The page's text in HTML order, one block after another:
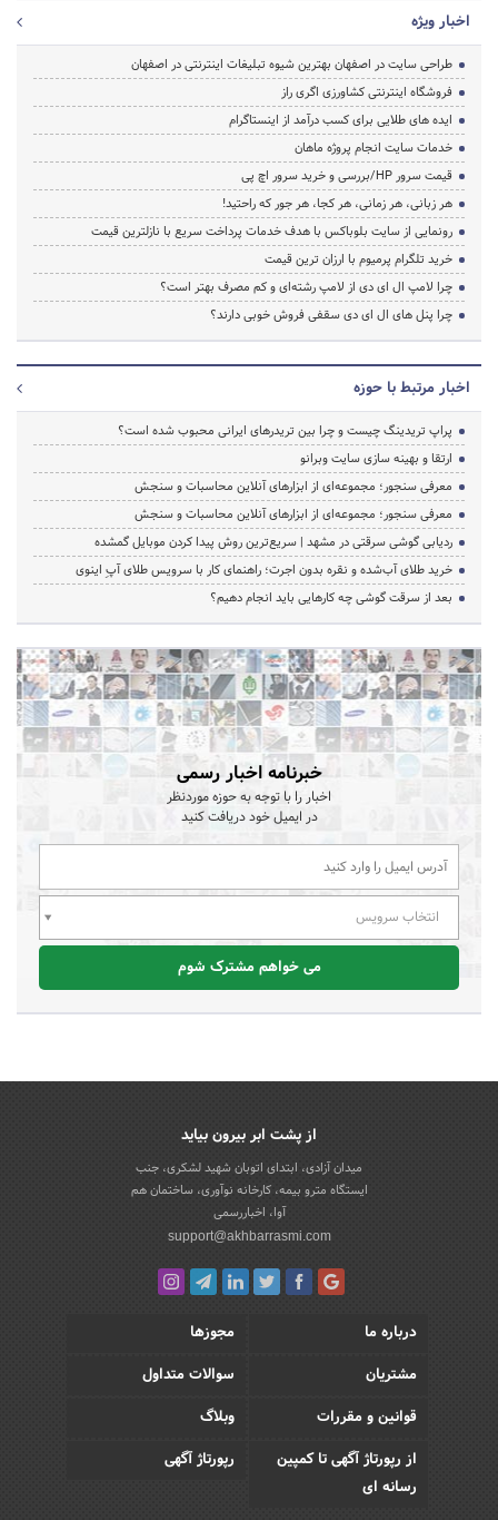
اخبار ویژه
طراحی سایت در اصفهان بهترین شیوه تبلیغات اینترنتی در اصفهان
فروشگاه اینترنتی کشاورزی اگری راز
ایده های طلایی برای کسب درآمد از اینستاگرام
خدمات سایت انجام پروژه ماهان
قیمت سرور HP/بررسی و خرید سرور اچ پی
هر زبانی، هر زمانی، هر کجا، هر جور که راحتید!
رونمایی از سایت بلوباکس با هدف خدمات پرداخت سریع با نازلترین قیمت
خرید تلگرام پرمیوم با ارزان ترین قیمت
چرا لامپ ال ای دی از لامپ رشته‌ای و کم مصرف بهتر است؟
چرا پنل های ال ای دی سقفی فروش خوبی دارند؟
اخبار مرتبط با حوزه
پراپ تریدینگ چیست و چرا بین تریدرهای ایرانی محبوب شده است؟
ارتقا و بهینه سازی سایت وبرانو
معرفی سنجور؛ مجموعه‌ای از ابزارهای آنلاین محاسبات و سنجش
معرفی سنجور؛ مجموعه‌ای از ابزارهای آنلاین محاسبات و سنجش
ردیابی گوشی سرقتی در مشهد | سریع‌ترین روش پیدا کردن موبایل گمشده
خرید طلای آب‌شده و نقره بدون اجرت؛ راهنمای کار با سرویس طلای آپِ اینوی
بعد از سرقت گوشی چه کارهایی باید انجام دهیم؟
خبرنامه اخبار رسمی
اخبار را با توجه به حوزه موردنظر
در ایمیل خود دریافت کنید
انتخاب سرویس
می خواهم مشترک شوم
از پشت ابر بیرون بیاید
میدان آزادی، ابتدای اتوبان شهید لشکری، جنب
ایستگاه مترو بیمه، کارخانه نوآوری، ساختمان هم
آوا، اخباررسمی
support@akhbarrasmi.com
درباره ما
مجوزها
مشتریان
سوالات متداول
قوانین و مقررات
وبلاگ
از رپورتاژ آگهی تا کمپین
رسانه ای
رپورتاژ آگهی